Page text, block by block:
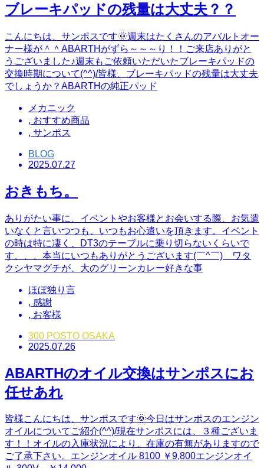
ブレーキパッドの残量は大丈夫？？
こんにちは、サンポスです🌞週末はたくさんのアバルトオー
ナー様が＾＾ABARTHがずら～～～り！！ご来店ありがと
うございました♪週末もご依頼いただいたブレーキパッドの
交換時期について(^^)/皆様、ブレーキパッドの残量は大丈夫
でしょうか？ABARTHの純正パッド
メカニック
, おすすめ商品
, サンポス
BLOG
2025.07.27
おきもち。
ありがたい事に、イベントやお客様とお会いする際、お気遣
いなくと言いつつも、いつもお心遣いを頂きます。イベント
の時は特に凄く、DT3のテーブルに乗り切らないくらいで
す、、、本当にいつもありがとうございます(￣^￣)ゞワタ
クシヤマグチが、大のグリーンカレー好きな事
ほぼ独り言
, 感謝
, お客様
300 POSTO OSAKA
2025.07.26
ABARTHのオイル交換はサンポスにお
任せあれ
皆様こんにちは、サンポスです🌞今日はサンポスのエンジン
オイルについてご紹介(^^)/現在サンポスには、３種ございま
す！！オイルの入庫状況により、在庫の有無がありますので
ご了承下さい。エンジンオイル 8100 ￥9,800エンジンオイ